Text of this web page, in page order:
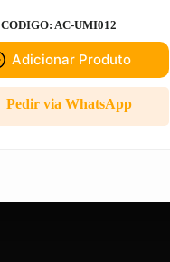
CODIGO: AC-UMI012
Adicionar Produto
Pedir via WhatsApp